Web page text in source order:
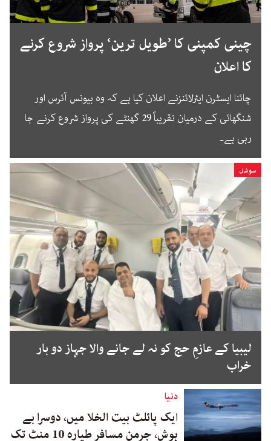
چینی کمپنی کا ’طویل ترین‘ پرواز شروع کرنے
کا اعلان
چائنا ایسٹرن ایئرلائنزنے اعلان کیا ہے کہ وہ بیونس آئرس اور
شنگھائی کے درمیان تقریباً 29 گھنٹے کی پرواز شروع کرنے جا
رہی ہے۔
سوشل
لیبیا کے عازمِ حج کو نہ لے جانے والا جہاز دو بار
خراب
دنیا
ایک پائلٹ بیت الخلا میں، دوسرا بے
ہوش، جرمن مسافر طیارہ 10 منٹ تک